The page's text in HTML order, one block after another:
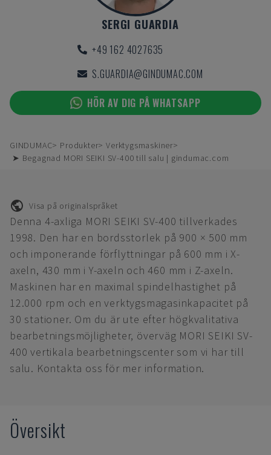
SERGI GUARDIA
+49 162 4027635
S.GUARDIA@GINDUMAC.COM
HÖR AV DIG PÅ WHATSAPP
GINDUMAC Produkter
Verktygsmaskiner
➤ Begagnad MORI SEIKI SV-400 till salu | gindumac.com
Visa på originalspråket
Denna 4-axliga MORI SEIKI SV-400 tillverkades
1998. Den har en bordsstorlek på 900 × 500 mm
och imponerande förflyttningar på 600 mm i X-
axeln, 430 mm i Y-axeln och 460 mm i Z-axeln.
Maskinen har en maximal spindelhastighet på
12.000 rpm och en verktygsmagasinkapacitet på
30 stationer. Om du är ute efter högkvalitativa
bearbetningsmöjligheter, överväg MORI SEIKI SV-
400 vertikala bearbetningscenter som vi har till
salu. Kontakta oss för mer information.
Översikt